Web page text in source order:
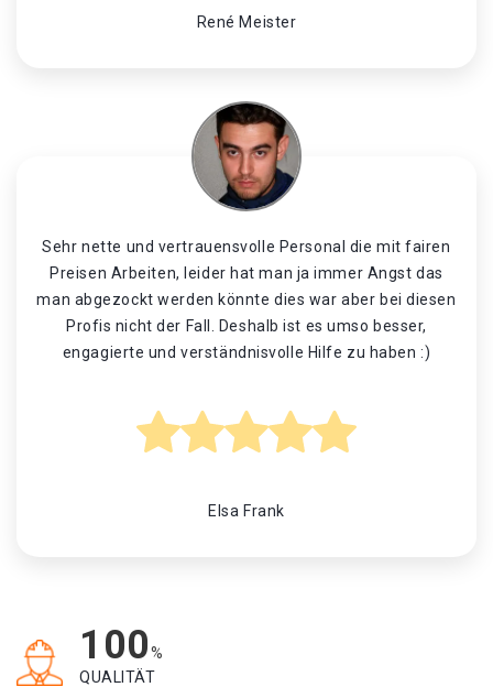
René Meister
Sehr nette und vertrauensvolle Personal die mit fairen
Preisen Arbeiten, leider hat man ja immer Angst das
man abgezockt werden könnte dies war aber bei diesen
Profis nicht der Fall. Deshalb ist es umso besser,
engagierte und verständnisvolle Hilfe zu haben :)
Elsa Frank
100%
QUALITÄT